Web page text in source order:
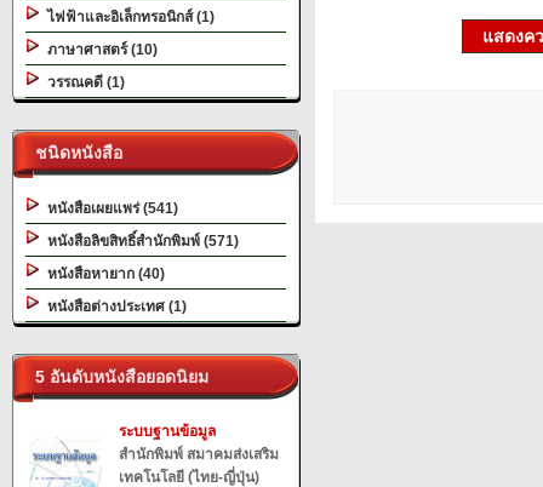
ไฟฟ้าและอิเล็กทรอนิกส์ (1)
ภาษาศาสตร์ (10)
วรรณคดี (1)
ชนิดหนังสือ
หนังสือเผยแพร่ (541)
หนังสือลิขสิทธิ์สำนักพิมพ์ (571)
หนังสือหายาก (40)
หนังสือต่างประเทศ (1)
5 อันดับหนังสือยอดนิยม
ระบบฐานข้อมูล
สำนักพิมพ์ สมาคมส่งเสริม
เทคโนโลยี (ไทย-ญี่ปุ่น)
แสดงค